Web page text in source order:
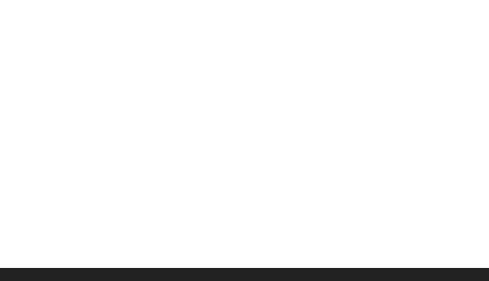
nicht nur ein schlichtes Aussehen, sondern erhöht auch